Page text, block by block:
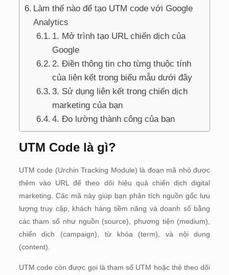
Làm thế nào để tạo UTM code với Google
Analytics
1. Mở trình tạo URL chiến dịch của
Google
2. Điền thông tin cho từng thuộc tính
của liên kết trong biểu mẫu dưới đây
3. Sử dụng liên kết trong chiến dịch
marketing của bạn
4. Đo lường thành công của bạn
UTM Code là gì?
UTM code (Urchin Tracking Module) là đoạn mã nhỏ được
thêm vào URL để theo dõi hiệu quả chiến dịch digital
marketing. Các mã này giúp bạn phân tích nguồn gốc lưu
lượng truy cập, khách hàng tiềm năng và doanh số bằng
các tham số như nguồn (source), phương tiện (medium),
chiến dịch (campaign), từ khóa (term), và nội dung
(content).
UTM code còn được gọi là tham số UTM hoặc thẻ theo dõi